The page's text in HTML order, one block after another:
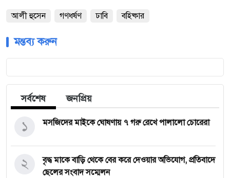
আলী হুসেন গণধর্ষণ ঢাবি বহিষ্কার
মন্তব্য করুন
সর্বশেষ জনপ্রিয়
মসজিদের মাইকে ঘোষণায় ৭ গরু রেখে পালালো চোরেরা
১
বৃদ্ধ মাকে বাড়ি থেকে বের করে দেওয়ার অভিযোগ, প্রতিবাদে
ছেলের সংবাদ সম্মেলন
২